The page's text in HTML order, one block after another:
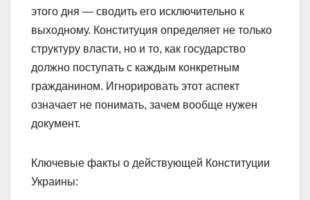
этого дня — сводить его исключительно к
выходному. Конституция определяет не только
структуру власти, но и то, как государство
должно поступать с каждым конкретным
гражданином. Игнорировать этот аспект
означает не понимать, зачем вообще нужен
документ.
Ключевые факты о действующей Конституции
Украины: